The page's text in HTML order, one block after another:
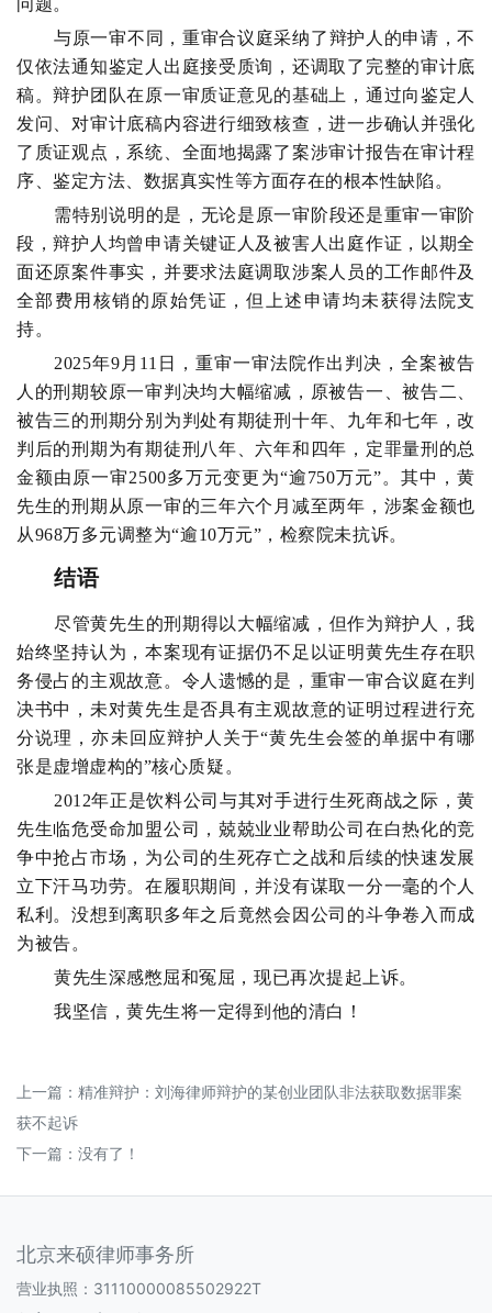
问题。
与原一审不同，重审合议庭采纳了辩护人的申请，不
仅依法通知鉴定人出庭接受质询，还调取了完整的审计底
稿。辩护团队在原一审质证意见的基础上，通过向鉴定人
发问、对审计底稿内容进行细致核查，进一步确认并强化
了质证观点，系统、全面地揭露了案涉审计报告在审计程
序、鉴定方法、数据真实性等方面存在的根本性缺陷。
需特别说明的是，无论是原一审阶段还是重审一审阶
段，辩护人均曾申请关键证人及被害人出庭作证，以期全
面还原案件事实，并要求法庭调取涉案人员的工作邮件及
全部费用核销的原始凭证，但上述申请均未获得法院支
持。
2025年9月11日，重审一审法院作出判决，全案被告
人的刑期较原一审判决均大幅缩减，原被告一、被告二、
被告三的刑期分别为判处有期徒刑十年、九年和七年，改
判后的刑期为有期徒刑八年、六年和四年，定罪量刑的总
金额由原一审2500多万元变更为“逾750万元”。其中，黄
先生的刑期从原一审的三年六个月减至两年，涉案金额也
从968万多元调整为“逾10万元”，检察院未抗诉。
结语
尽管黄先生的刑期得以大幅缩减，但作为辩护人，我
始终坚持认为，本案现有证据仍不足以证明黄先生存在职
务侵占的主观故意。令人遗憾的是，重审一审合议庭在判
决书中，未对黄先生是否具有主观故意的证明过程进行充
分说理，亦未回应辩护人关于“黄先生会签的单据中有哪
张是虚增虚构的”核心质疑。
2012年正是饮料公司与其对手进行生死商战之际，黄
先生临危受命加盟公司，兢兢业业帮助公司在白热化的竞
争中抢占市场，为公司的生死存亡之战和后续的快速发展
立下汗马功劳。在履职期间，并没有谋取一分一毫的个人
私利。没想到离职多年之后竟然会因公司的斗争卷入而成
为被告。
黄先生深感憋屈和冤屈，现已再次提起上诉。
我坚信，黄先生将一定得到他的清白！
上一篇： 精准辩护：刘海律师辩护的某创业团队非法获取数据罪案
获不起诉
下一篇：没有了！
北京来硕律师事务所
营业执照：31110000085502922T